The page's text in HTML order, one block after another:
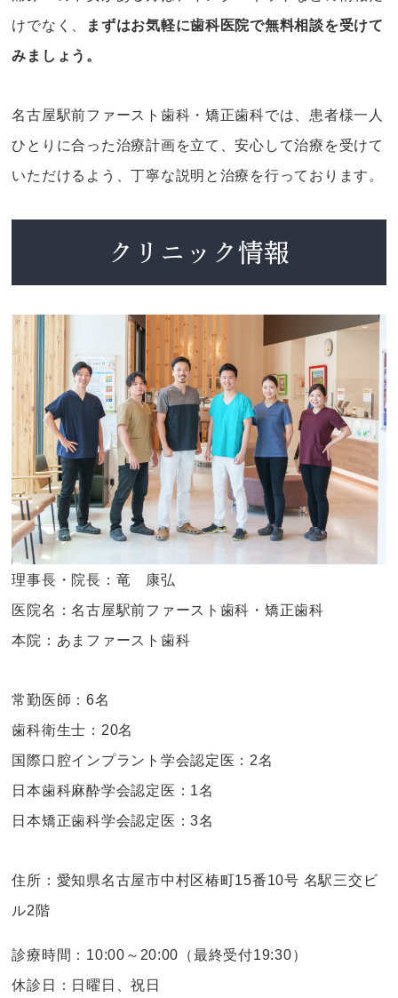
けでなく、
まずはお気軽に歯科医院で無料相談を受けて
みましょう。
名古屋駅前ファースト歯科・矯正歯科では、患者様一人
ひとりに合った治療計画を立て、安心して治療を受けて
いただけるよう、丁寧な説明と治療を行っております。
クリニック情報
理事長・院長：竜 康弘
医院名：名古屋駅前ファースト歯科・矯正歯科
本院：あまファースト歯科
常勤医師：6名
歯科衛生士：20名
国際口腔インプラント学会認定医：2名
日本歯科麻酔学会認定医：1名
日本矯正歯科学会認定医：3名
住所：愛知県名古屋市中村区椿町15番10号 名駅三交ビ
ル2階
診療時間：10:00～20:00（最終受付19:30）
休診日：日曜日、祝日